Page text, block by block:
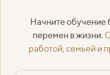
Начните обучение
перемен в жизни.
работой, семьей и